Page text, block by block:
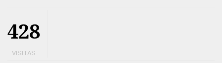
428
VISITAS